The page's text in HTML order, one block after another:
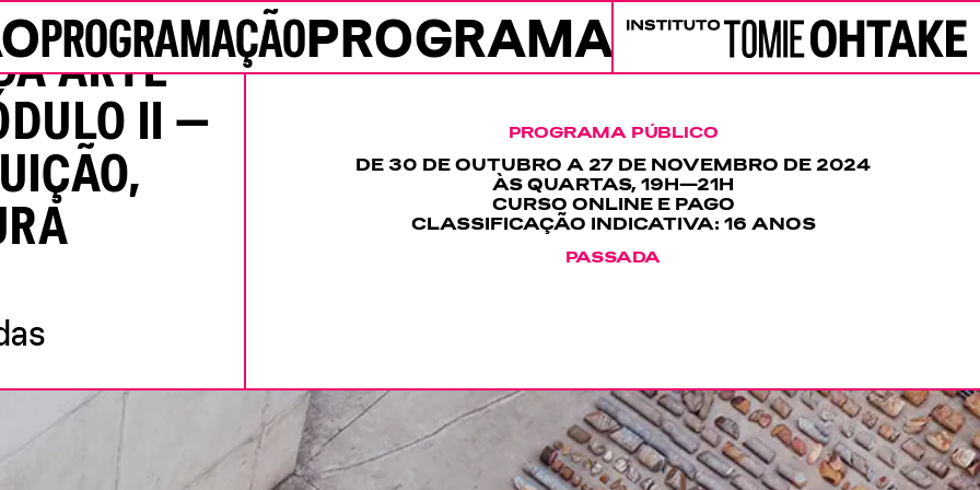
PROGRAMAÇÃOPROGRAMAÇÃOInstituto Tomie Ohtake
ARTE
II — PROGRAMA PÚBLICO
DE 30 DE OUTUBRO A 27 DE NOVEMBRO DE 2024
ÀS QUARTAS, 19H—21H
CURSO ONLINE E PAGO
CLASSIFICAÇÃO INDICATIVA: 16 ANOS
PASSADA